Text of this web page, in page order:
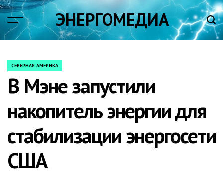
Skip
content
ЭНЕРГОМЕДИА
POSTED
СЕВЕРНАЯ АМЕРИКА
В Мэне запустили
накопитель энергии для
стабилизации энергосети
США